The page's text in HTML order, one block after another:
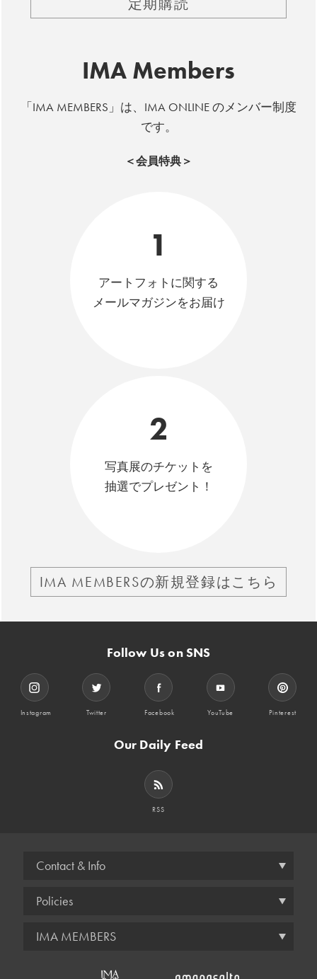
定期購読
IMA Members
「IMA MEMBERS」は、IMA ONLINE のメンバー制度
です。
＜会員特典＞
1
アートフォトに関する
メールマガジンをお届け
2
写真展のチケットを
抽選でプレゼント！
IMA MEMBERSの新規登録はこちら
Follow Us on SNS
Instagram Twitter Facebook YouTube Pinterest
Our Daily Feed
RSS
Contact & Info
Policies
IMA MEMBERS